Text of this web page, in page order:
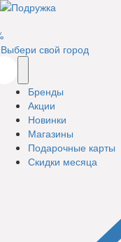
Выбери свой город
Бренды
Акции
Новинки
Магазины
Подарочные карты
Скидки месяца